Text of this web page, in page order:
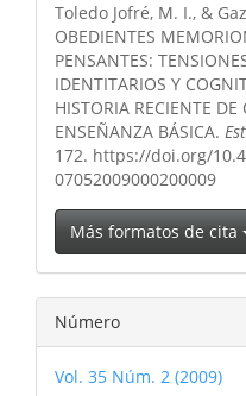
artículo
Toledo Jofré, M. I., &
OBEDIENTES
PENSANTES:
IDENTITARIOS Y
HISTORIA RECIENTE
ENSEÑANZA BÁSICA.
172. https://doi.org/
07052009000200009
Más formatos de cita
Número
Vol. 35 Núm. 2 (2009)